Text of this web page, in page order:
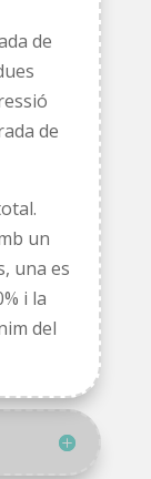
de
de
un
una es
i la
del